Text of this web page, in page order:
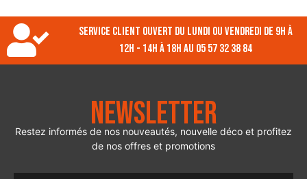
Service client ouvert du lundi ou vendredi de 9h à
12h - 14h à 18h au 05 57 32 38 84
Newsletter
Restez informés de nos nouveautés, nouvelle déco et profitez
de nos offres et promotions